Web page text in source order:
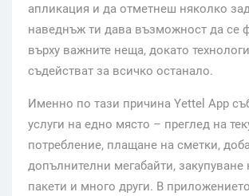
апликация и да отметнеш няколко
наведнъж ти дава възможност да се
върху важните неща, докато
съдействат за всичко останало.
Именно по тази причина Yettel Аpp
услуги на едно място – преглед на
потребление, плащане на сметки,
допълнителни мегабайти, закупуване
пакети и много други. В приложението